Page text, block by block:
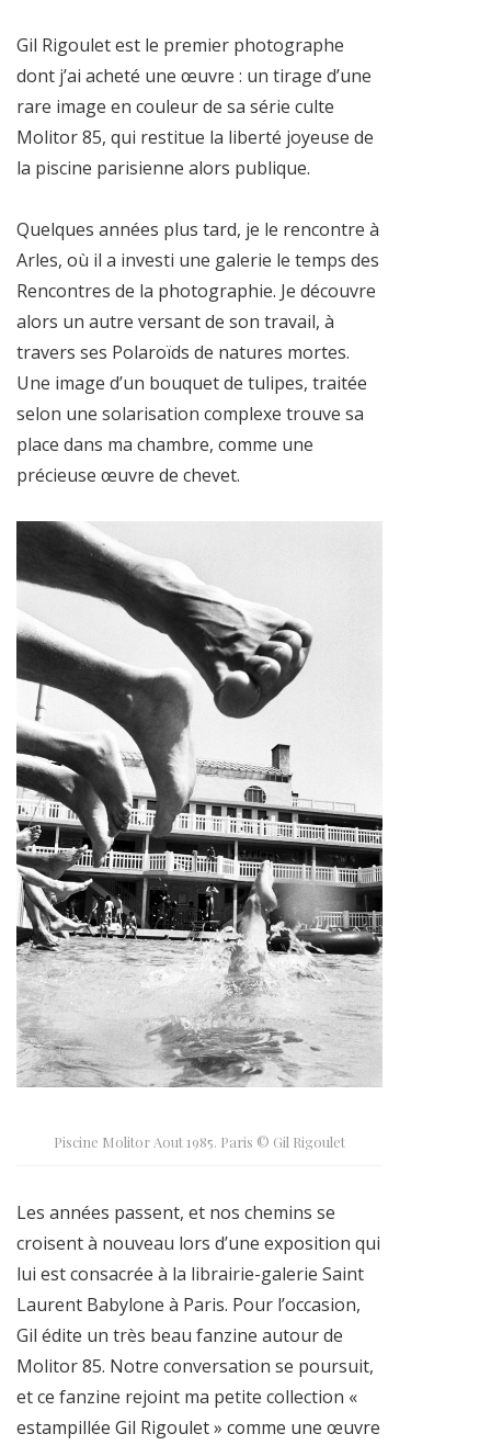
Gil Rigoulet est le premier photographe
dont j’ai acheté une œuvre : un tirage d’une
rare image en couleur de sa série culte
Molitor 85, qui restitue la liberté joyeuse de
la piscine parisienne alors publique.
Quelques années plus tard, je le rencontre à
Arles, où il a investi une galerie le temps des
Rencontres de la photographie. Je découvre
alors un autre versant de son travail, à
travers ses Polaroïds de natures mortes.
Une image d’un bouquet de tulipes, traitée
selon une solarisation complexe trouve sa
place dans ma chambre, comme une
précieuse œuvre de chevet.
Piscine Molitor Aout 1985. Paris © Gil Rigoulet
Les années passent, et nos chemins se
croisent à nouveau lors d’une exposition qui
lui est consacrée à la librairie-galerie Saint
Laurent Babylone à Paris. Pour l’occasion,
Gil édite un très beau fanzine autour de
Molitor 85. Notre conversation se poursuit,
et ce fanzine rejoint ma petite collection «
estampillée Gil Rigoulet » comme une œuvre